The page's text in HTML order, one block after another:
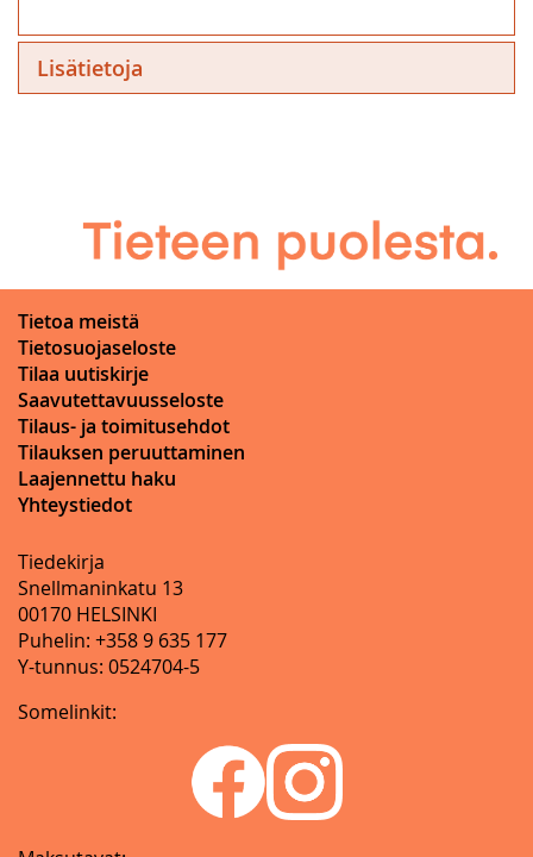
Lisätietoja
Tietoa meistä
Tietosuojaseloste
Tilaa uutiskirje
Saavutettavuusseloste
Tilaus- ja toimitusehdot
Tilauksen peruuttaminen
Laajennettu haku
Yhteystiedot
Tiedekirja
Snellmaninkatu 13
00170 HELSINKI
Puhelin: +358 9 635 177
Y-tunnus: 0524704-5
Somelinkit: